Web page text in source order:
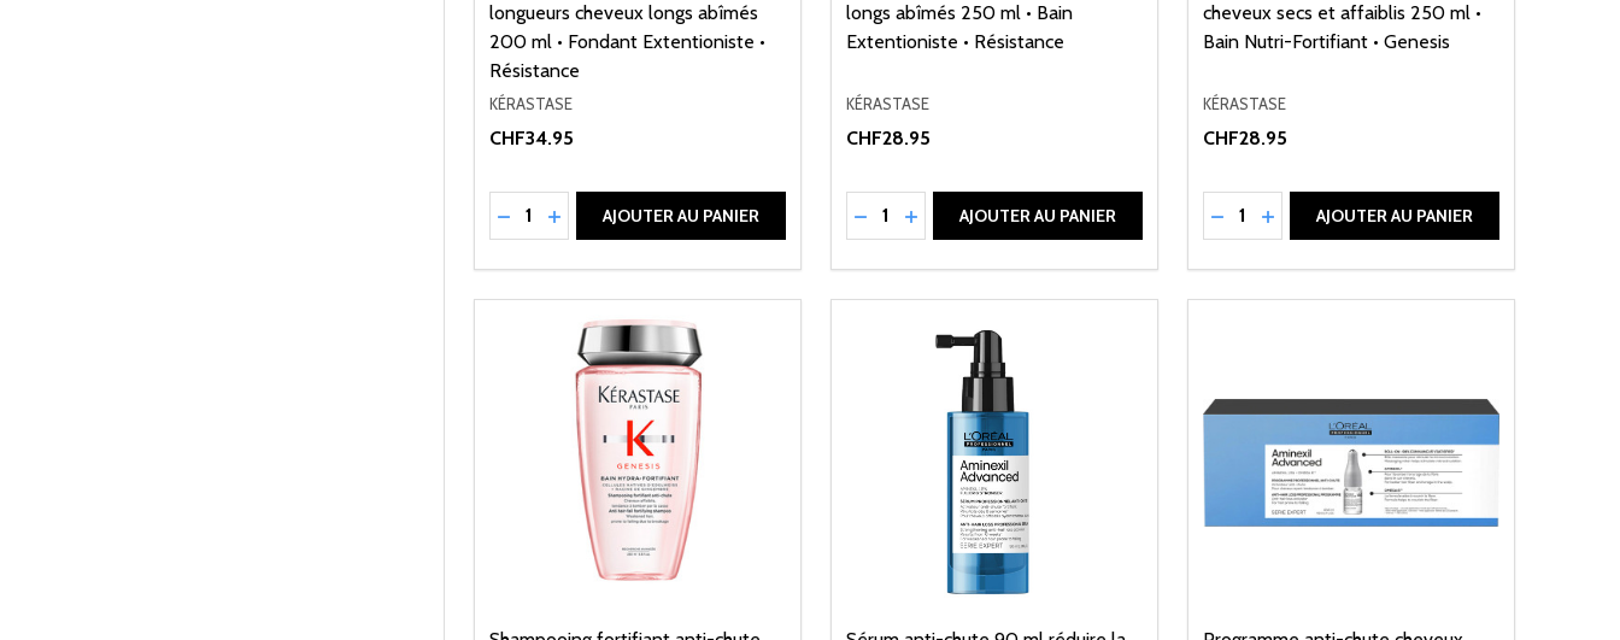
longueurs cheveux longs abîmés
200 ml • Fondant Extentioniste •
Résistance
KÉRASTASE
CHF34.95
Quantité:
RÉDUIRE LA QUANTITÉ DE UNDEFINED
AUGMENTER LA QUANTITÉ DE UNDEFINED
AJOUTER AU PANIER
longs abîmés 250 ml • Bain
Extentioniste • Résistance
KÉRASTASE
CHF28.95
Quantité:
RÉDUIRE LA QUANTITÉ DE UNDEFINED
AUGMENTER LA QUANTITÉ DE UNDEFINED
AJOUTER AU PANIER
cheveux secs et affaiblis 250 ml •
Bain Nutri-Fortifiant • Genesis
KÉRASTASE
CHF28.95
Quantité:
RÉDUIRE LA QUANTITÉ DE UNDEFINED
AUGMENTER LA QUANTITÉ DE
AJOUTER AU PANIER